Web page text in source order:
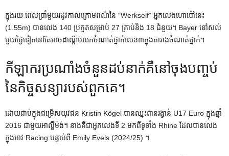
ក្នុងរយៈពេលប្រាំមួយរដូវកាលក្រោមពណ៌នៃ “Werkself” អ្នកលេងហោប៉ៅនេះ
(1.55m) បានលេង 140 ប្រកួតសម្រាប់ 27 គ្រាប់និង 18 ជំនួយ។ Bayer នៅ​សល់​
មួយ​ថ្ងៃ​ទៀត​នៅ​តែ​អាច​ដណ្តើម​យក​ចំណាត់​ថ្នាក់​លេខ​៣​ក្នុង​តារាង​ចំណាត់​ថ្នាក់។
កីឡាករប្រណាំងចំនួនដប់នាក់គឺនៅចុងបញ្ចប់
នៃកិច្ចសន្យារបស់ពួកគេ។
ដោយជាប់ក្នុងជម្រើសយុវជន Kristin Kögel បានឈ្នះពានរង្វាន់ U17 Euro ក្នុងឆ្នាំ
2016 ជាមួយអាល្លឺម៉ង់។ នាងគឺជាអ្នកលេងទី 2 មកពីទូទាំង Rhine ដែលបានលេង
ក្នុងអាវ Racing បន្ទាប់ពី Emily Evels (2024/25) ។